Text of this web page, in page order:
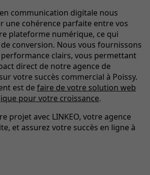
communication digitale nous
une cohérence parfaite entre vos
plateforme numérique, ce qui
conversion. Nous vous fournissons
clairs, vous permettant
direct de notre agence de
votre succès commercial à Poissy.
est de faire de votre solution web
pour votre croissance.
projet avec LINKEO, votre agence
et assurez votre succès en ligne à